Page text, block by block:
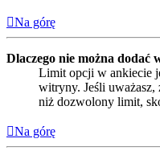
Na górę
Dlaczego nie można dodać
Limit opcji w ankiecie
witryny. Jeśli
niż dozwolony limit,
Na górę